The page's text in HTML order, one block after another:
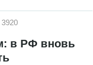
3920
в РФ вновь